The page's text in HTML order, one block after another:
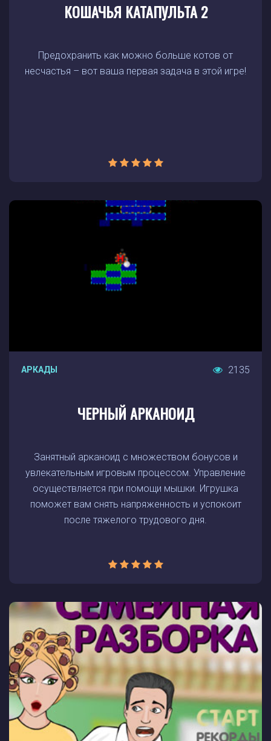
КОШАЧЬЯ КАТАПУЛЬТА 2
Предохранить как можно больше котов от
несчастья – вот ваша первая задача в этой игре!
АРКАДЫ 2135
ЧЕРНЫЙ АРКАНОИД
Занятный арканоид с множеством бонусов и
увлекательным игровым процессом. Управление
осуществляется при помощи мышки. Игрушка
поможет вам снять напряженность и успокоит
после тяжелого трудового дня.